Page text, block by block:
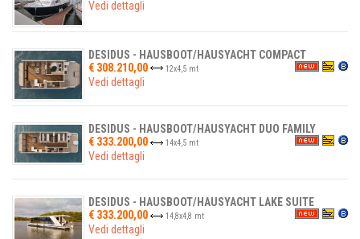
Vedi dettagli
DESIDUS - HAUSBOOT/HAUSYACHT COMPACT
€ 308.210,00
12x4,5 mt
Vedi dettagli
DESIDUS - HAUSBOOT/HAUSYACHT DUO FAMILY
€ 333.200,00
14x4,5 mt
Vedi dettagli
DESIDUS - HAUSBOOT/HAUSYACHT LAKE SUITE
€ 333.200,00
14,8x4,8 mt
Vedi dettagli